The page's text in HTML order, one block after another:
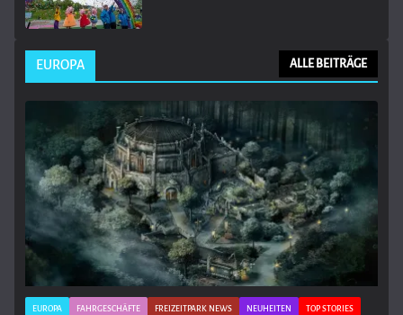
EUROPA ALLE BEITRÄGE
EUROPA FAHRGESCHÄFTE FREIZEITPARK NEWS NEUHEITEN TOP STORIES